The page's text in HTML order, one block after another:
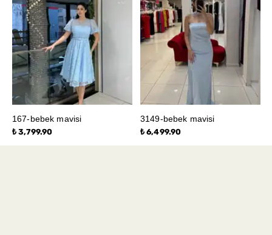
167-bebek mavisi
₺ 3,799.90
3149-bebek mavisi
₺ 6,499.90